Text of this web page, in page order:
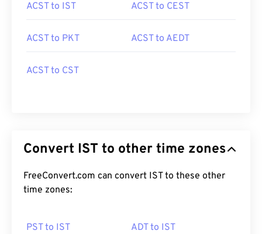
ACST to IST ACST to CEST
ACST to PKT ACST to AEDT
ACST to CST
Convert IST to other time zones
FreeConvert.com can convert IST to these other
time zones:
PST to IST ADT to IST